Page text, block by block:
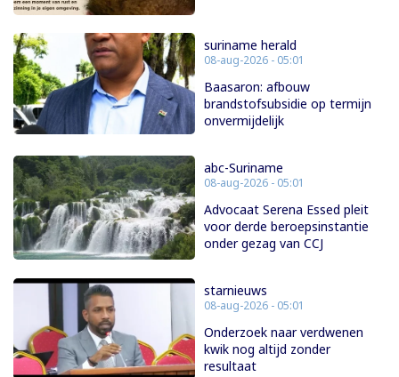
suriname herald
08-aug-2026 - 05:01
Baasaron: afbouw
brandstofsubsidie op termijn
onvermijdelijk
abc-Suriname
08-aug-2026 - 05:01
Advocaat Serena Essed pleit
voor derde beroepsinstantie
onder gezag van CCJ
starnieuws
08-aug-2026 - 05:01
Onderzoek naar verdwenen
kwik nog altijd zonder
resultaat